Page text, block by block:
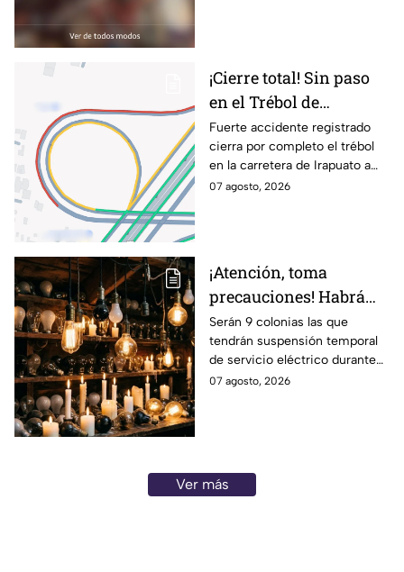
¡Cierre total! Sin paso
en el Trébol de
Irapuato; toma estas
vías alternas
Fuerte accidente registrado
cierra por completo el trébol
en la carretera de Irapuato a
Abasolo
07 agosto, 2026
¡Atención, toma
precauciones! Habrá
suspensión de luz por 8
horas hoy viernes 7 y
mañana sábado 8 de
agosto en 9 sitios
Serán 9 colonias las que
tendrán suspensión temporal
de servicio eléctrico durante
ocho horas este viernes 7 y
07 agosto, 2026
Ver más